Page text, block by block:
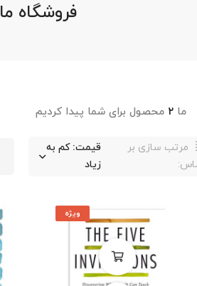
فروشگاه ما
ما ۲ محصول برای شما پیدا کردیم
مرتب سازی بر
قیمت: کم به
زیاد
ویژه